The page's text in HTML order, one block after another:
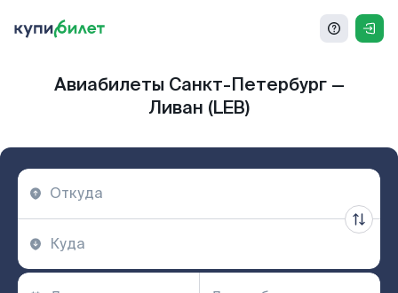
Авиабилеты Санкт-Петербург —
Ливан (LEB)